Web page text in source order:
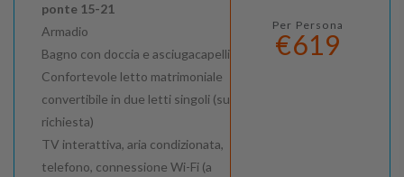
ponte 15-21
Armadio
Bagno con doccia e asciugacapelli
Confortevole letto matrimoniale
convertibile in due letti singoli (su
richiesta)
TV interattiva, aria condizionata,
telefono, connessione Wi-Fi (a
Per Persona
€619